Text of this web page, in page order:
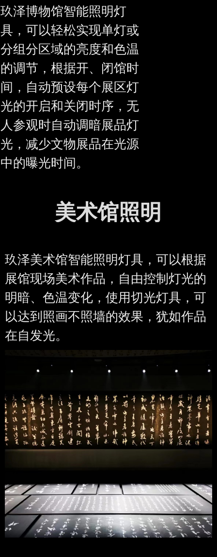
玖泽博物馆智能照明灯
具，可以轻松实现单灯或
分组分区域的亮度和色温
的调节，根据开、闭馆时
间，自动预设每个展区灯
光的开启和关闭时序，无
人参观时自动调暗展品灯
光，减少文物展品在光源
中的曝光时间。
美术馆照明
玖泽美术馆智能照明灯具，可以根据
展馆现场美术作品，自由控制灯光的
明暗、色温变化，使用切光灯具，可
以达到照画不照墙的效果，犹如作品
在自发光。